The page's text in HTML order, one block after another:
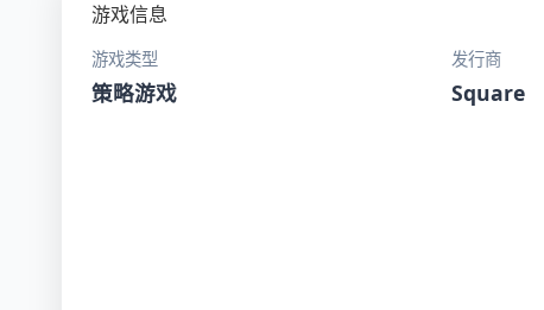
游戏信息
游戏类型
策略游戏
发行商
Square